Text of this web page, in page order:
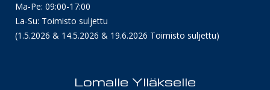
Ma-Pe: 09:00-17:00
La-Su: Toimisto suljettu
(1.5.2026 & 14.5.2026 & 19.6.2026 Toimisto suljettu)
Lomalle Ylläkselle